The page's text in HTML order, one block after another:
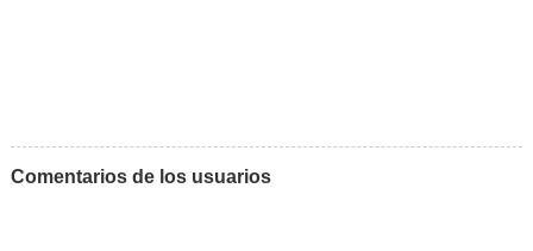
Comentarios de los usuarios